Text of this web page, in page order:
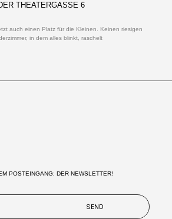
THEATERGASSE 6
auch einen Platz für die Kleinen. Keinen riesigen
in dem alles blinkt, raschelt
POSTEINGANG: DER NEWSLETTER!
SEND